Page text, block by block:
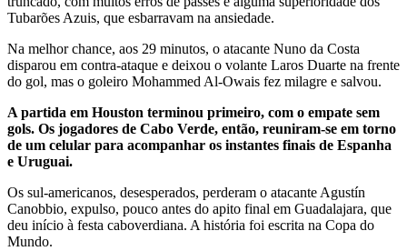
Tubarões Azuis, que esbarravam na ansiedade.
Na melhor chance, aos 29 minutos, o atacante Nuno da Costa
disparou em contra-ataque e deixou o volante Laros Duarte na frente
do gol, mas o goleiro Mohammed Al-Owais fez milagre e salvou.
A partida em Houston terminou primeiro, com o empate sem
gols. Os jogadores de Cabo Verde, então, reuniram-se em torno
de um celular para acompanhar os instantes finais de Espanha
e Uruguai.
Os sul-americanos, desesperados, perderam o atacante Agustín
Canobbio, expulso, pouco antes do apito final em Guadalajara, que
deu início à festa caboverdiana. A história foi escrita na Copa do
Mundo.